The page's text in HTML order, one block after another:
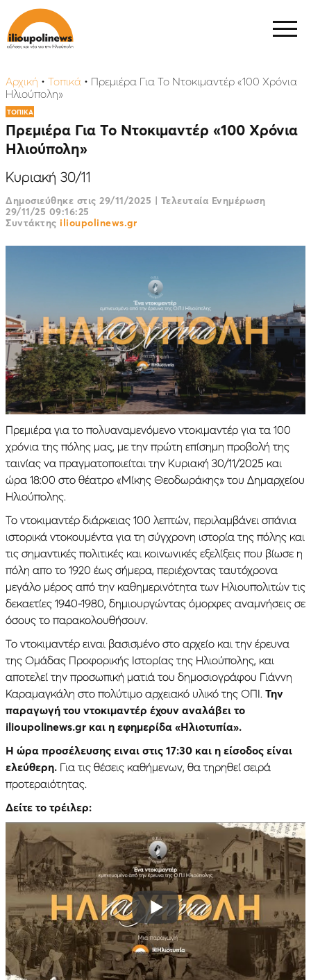
Αρχική • Τοπικά • Πρεμιέρα Για Το Ντοκιμαντέρ «100 Χρόνια
Ηλιούπολη»
ΤΟΠΙΚΑ
Πρεμιέρα Για Το Ντοκιμαντέρ «100 Χρόνια
Ηλιούπολη»
Κυριακή 30/11
Δημοσιεύθηκε στις 29/11/2025 | Τελευταία Ενημέρωση
29/11/25 09:16:25
Συντάκτης ilioupolinews.gr
Πρεμιέρα για το πολυαναμενόμενο ντοκιμαντέρ για τα 100
χρόνια της πόλης μας, με την πρώτη επίσημη προβολή της
ταινίας να πραγματοποιείται την Κυριακή 30/11/2025 και
ώρα 18:00 στο θέατρο «Μίκης Θεοδωράκης» του Δημαρχείου
Ηλιούπολης.
Το ντοκιμαντέρ διάρκειας 100 λεπτών, περιλαμβάνει σπάνια
ιστορικά ντοκουμέντα για τη σύγχρονη ιστορία της πόλης και
τις σημαντικές πολιτικές και κοινωνικές εξελίξεις που βίωσε η
πόλη απο το 1920 έως σήμερα, περιέχοντας ταυτόχρονα
μεγάλο μέρος από την καθημερινότητα των Ηλιουπολιτών τις
δεκαετίες 1940-1980, δημιουργώντας όμορφες αναμνήσεις σε
όσους το παρακολουθήσουν.
Το ντοκιμαντέρ ειναι βασισμένο στο αρχείο και την έρευνα
της Ομάδας Προφορικής Ιστορίας της Ηλιούπολης, και
αποτελεί την προσωπική ματιά του δημοσιογράφου Γιάννη
Καραμαγκάλη στο πολύτιμο αρχειακό υλικό της ΟΠΙ. Την
παραγωγή του ντοκιμαντέρ έχουν αναλάβει το
ilioupolinews.gr και η εφημερίδα «Ηλιοτυπία».
Η ώρα προσέλευσης ειναι στις 17:30 και η είσοδος είναι
ελεύθερη. Για τις θέσεις καθήμενων, θα τηρηθεί σειρά
προτεραιότητας.
Δείτε το τρέιλερ: